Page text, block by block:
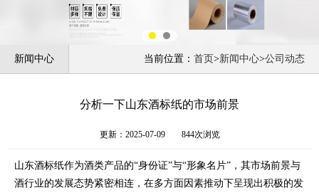
新闻中心 当前位置： 首页>新闻中心>公司动态
分析一下山东酒标纸的市场前景
更新：2025-07-09 844次浏览
山东酒标纸作为酒类产品的“身份证”与“形象名片”，其市场前景与
酒行业的发展态势紧密相连，在多方面因素推动下呈现出积极的发